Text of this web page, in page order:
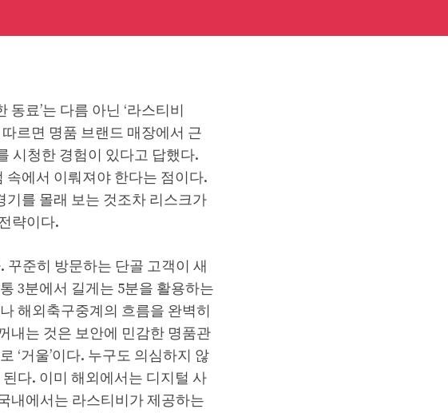
료’는 다름 아닌 ‘라스티비
르면 명품 브랜드 매장에서 근
시청한 경험이 있다고 답했다.
에서 이뤄져야 한다는 점이다.
를 몰래 보는 것조차 리스크가
략이다.
준히 방문하는 단골 고객이 새
3분에서 길게는 5분을 활용하는
해외축구중계의 흐름을 완벽히
내는 것은 보안에 민감한 명품관
‘거울’이다. 누구도 의심하지 않
다. 이미 해외에서는 디지털 사
내에서는 라스티비가 제공하는